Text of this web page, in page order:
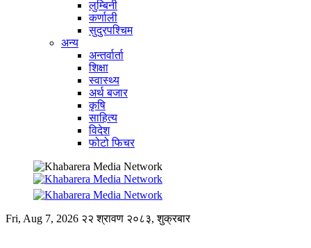
लुम्बिनी
कर्णाली
सुदुरपश्चिम
अन्य
अन्तर्वार्ता
शिक्षा
स्वास्थ्य
अर्थ बजार
कृषि
साहित्य
विदेश
फोटो फिचर
Fri, Aug 7, 2026 २२ श्रावण २०८३, शुक्रबार